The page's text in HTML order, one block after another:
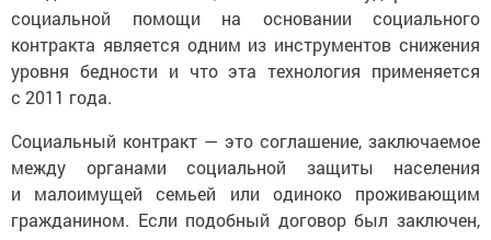
социальной помощи на основании социального
контракта является одним из инструментов снижения
уровня бедности и что эта технология применяется
с 2011 года.
Социальный контракт — это соглашение, заключаемое
между органами социальной защиты населения
и малоимущей семьей или одиноко проживающим
гражданином. Если подобный договор был заключен,